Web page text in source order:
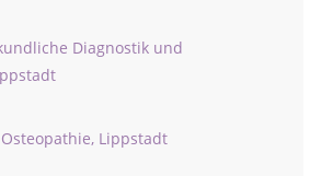
Diagnostik und
Lippstadt